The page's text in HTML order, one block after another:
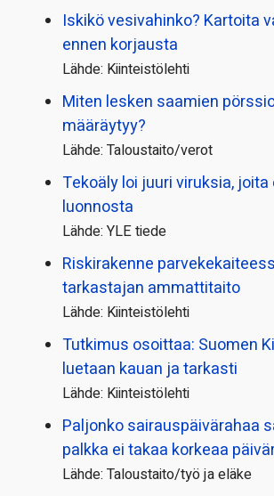
Iskikö vesivahinko? Kartoita
ennen korjausta
Lähde: Kiinteistölehti
Miten lesken saamien
määräytyy?
Lähde: Taloustaito/verot
Tekoäly loi juuri viruksia, joita
luonnosta
Lähde: YLE tiede
Riskirakenne
tarkastajan ammattitaito
Lähde: Kiinteistölehti
Tutkimus osoittaa: Suomen
luetaan kauan ja tarkasti
Lähde: Kiinteistölehti
Paljonko sairauspäivä­rahaa
palkka ei takaa korkeaa
Lähde: Taloustaito/työ ja eläke